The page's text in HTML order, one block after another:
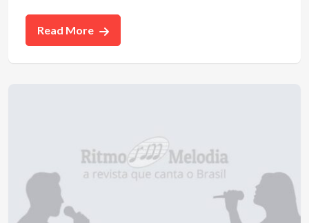
Read More